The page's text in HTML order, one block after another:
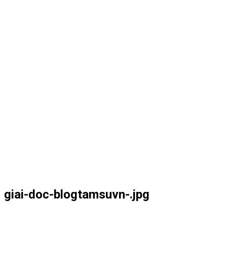
giai-doc-blogtamsuvn-.jpg